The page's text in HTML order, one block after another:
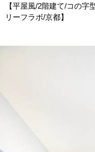
【平屋風/2階建て/コの字
リーフラボ/京都】